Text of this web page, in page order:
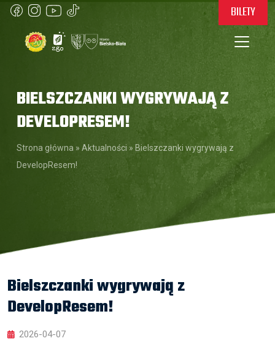
BILETY
BIELSZCZANKI WYGRYWAJĄ Z
DEVELOPRESEM!
Strona główna » Aktualności » Bielszczanki wygrywają z
DevelopResem!
Bielszczanki wygrywają z
DevelopResem!
2026-04-07